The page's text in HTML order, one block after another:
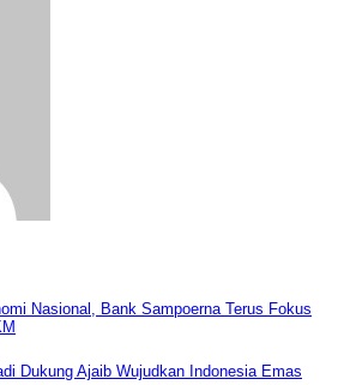
Nasional, Bank Sampoerna Terus Fokus
Dukung Ajaib Wujudkan Indonesia Emas